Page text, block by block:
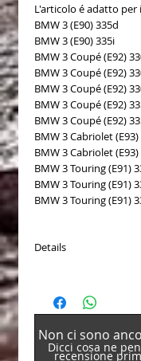
L'articolo é adatto per
BMW 3 (E90) 335d
BMW 3 (E90) 335i
BMW 3 Coupé (E92)
BMW 3 Coupé (E92)
BMW 3 Coupé (E92)
BMW 3 Coupé (E92)
BMW 3 Coupé (E92)
BMW 3 Cabriolet (E93)
BMW 3 Cabriolet (E93)
BMW 3 Touring (E91)
BMW 3 Touring (E91)
BMW 3 Touring (E91)
Details
tenore di carbonio
Diametro esterno
Spessore [mm]: 30
Non ci sono
Dicci cosa ne
recensione